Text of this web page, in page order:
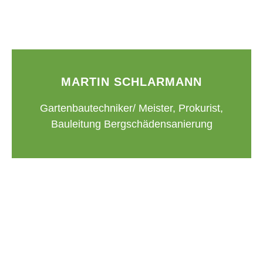
MARTIN SCHLARMANN
Gartenbautechniker/ Meister, Prokurist,
Bauleitung Bergschädensanierung